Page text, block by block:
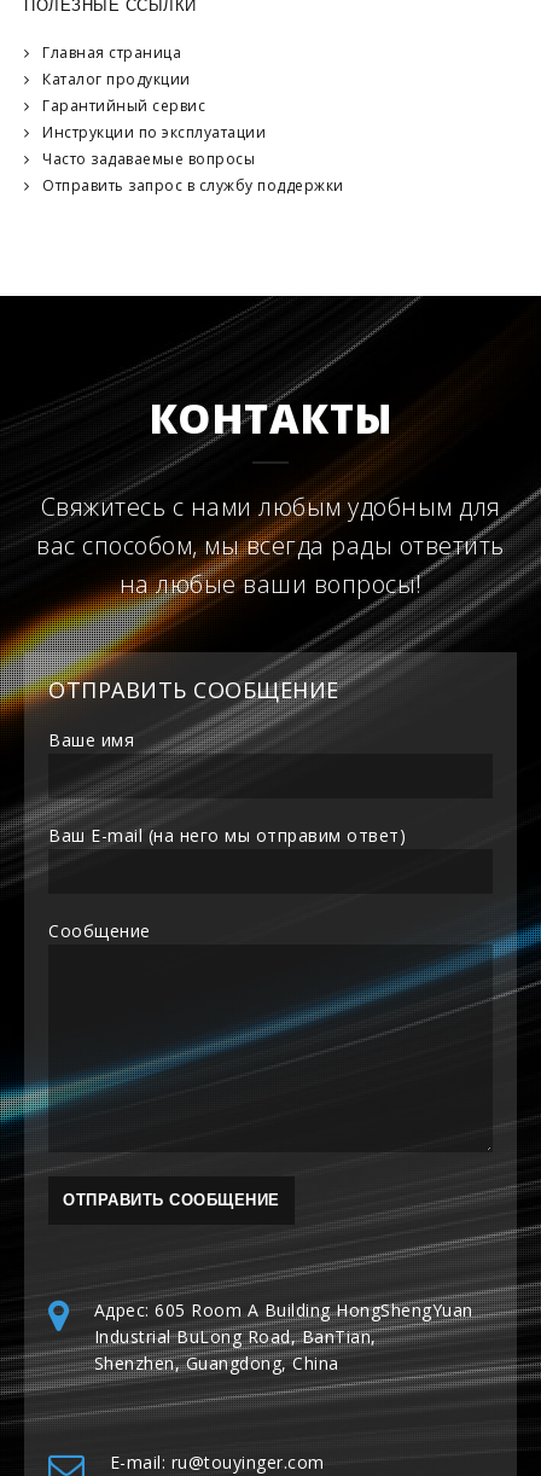
ПОЛЕЗНЫЕ ССЫЛКИ
Главная страница
Каталог продукции
Гарантийный сервис
Инструкции по эксплуатации
Часто задаваемые вопросы
Отправить запрос в службу поддержки
КОНТАКТЫ
Свяжитесь с нами любым удобным для
вас способом, мы всегда рады ответить
на любые ваши вопросы!
ОТПРАВИТЬ СООБЩЕНИЕ
Ваше имя
Ваш E-mail (на него мы отправим ответ)
Сообщение
Адрес: 605 Room A Building HongShengYuan
Industrial BuLong Road, BanTian,
Shenzhen, Guangdong, China
E-mail: ru@touyinger.com